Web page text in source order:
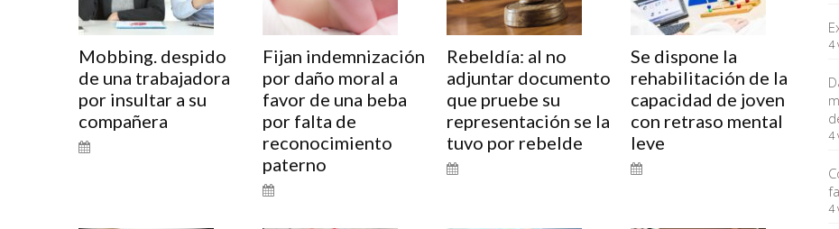
Mobbing. despido
de una trabajadora
por insultar a su
compañera
Fijan indemnización
por daño moral a
favor de una beba
por falta de
reconocimiento
paterno
Rebeldía: al no
adjuntar documento
que pruebe su
representación se la
tuvo por rebelde
Se dispone la
rehabilitación de la
capacidad de joven
con retraso mental
leve
4
4
4